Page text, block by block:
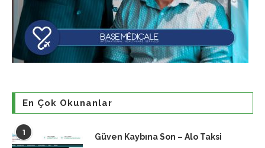
En Çok Okunanlar
1 Güven Kaybına Son – Alo Taksi